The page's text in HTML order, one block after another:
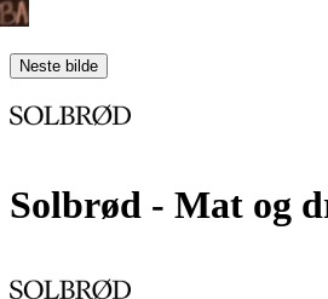
Neste bilde
Solbrød - Mat og